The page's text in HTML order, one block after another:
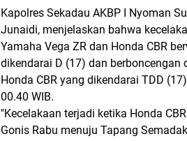
Kapolres Sekadau AKBP I Nyoman
Junaidi, menjelaskan bahwa
Yamaha Vega ZR dan Honda CBR
dikendarai D (17) dan berboncengan
Honda CBR yang dikendarai TDD
00.40 WIB.
"Kecelakaan terjadi ketika Honda
Gonis Rabu menuju Tapang